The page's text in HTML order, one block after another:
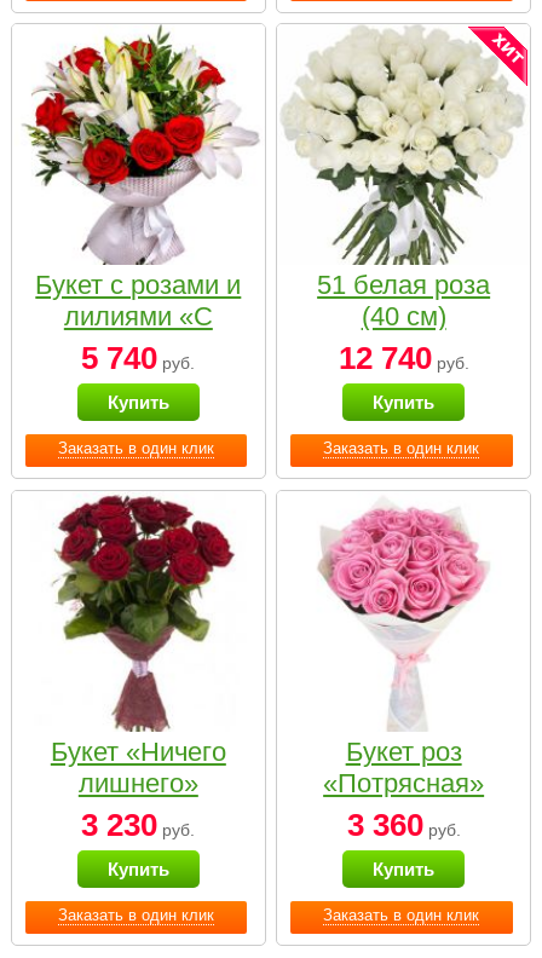
Заказать в один клик
Букет с розами и
лилиями «С
наилучшими
пожеланиями»
5 740 руб.
Купить
Заказать в один клик
51 белая роза
(40 см)
12 740руб.
Купить
Заказать в один клик
Букет «Ничего
лишнего»
3 230 руб.
Купить
Заказать в один клик
Букет роз
«Потрясная»
3 360руб.
Купить